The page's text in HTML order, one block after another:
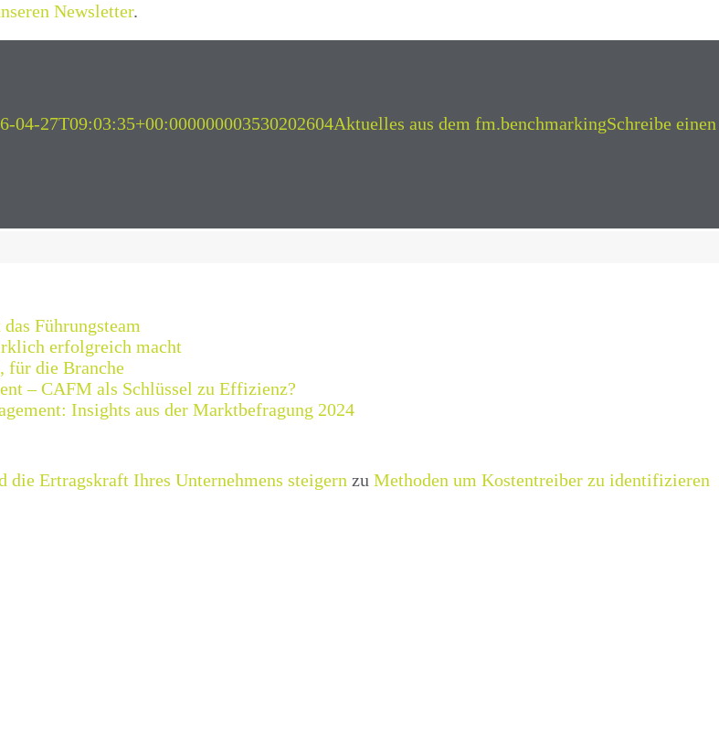
Newsletter.
04-27T09:03:35+00:000000003530202604Kategorien
Aktuelles aus dem fm.benchmarkingSchreibe einen
Führungsteam
erfolgreich macht
für die Branche
– CAFM als Schlüssel zu Effizienz?
Insights aus der Marktbefragung 2024
Ertragskraft Ihres Unternehmens steigern zu Methoden um Kostentreiber zu identifizieren